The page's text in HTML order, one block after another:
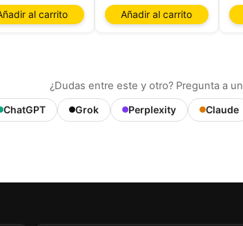
al carrito Añadir al carrito
¿Dudas entre este y otro? Pregunta a
ChatGPT Grok Perplexity Claude